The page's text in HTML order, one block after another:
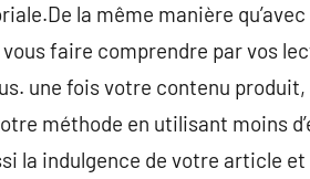
la même manière
faire comprendre par vos
une fois votre contenu
méthode en utilisant moins
la indulgence de votre article